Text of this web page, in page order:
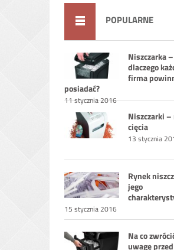
POPULARNE
Niszczarka –
dlaczego
firma
posiadać?
11 stycznia 2016
Niszczarki –
cięcia
13 stycznia
Rynek
jego
15 stycznia 2016
Na co
uwagę przed